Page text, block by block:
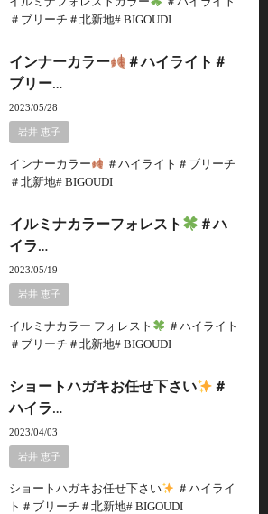
＃ブリーチ＃北新地# BIGOUDI
インナーカラー
＃ハイライト＃
ブリー…
2023/05/28
岩井 恵子
インナーカラー
＃ハイライト＃ブリーチ
＃北新地# BIGOUDI
イルミナカラーフォレスト
＃ハ
イラ…
2023/05/19
岩井 恵子
イルミナカラー フォレスト
＃ハイライト
＃ブリーチ＃北新地# BIGOUDI
ショートハガキお任せ下さい
＃
ハイラ…
2023/04/03
岩井 恵子
ショートハガキお任せ下さい
＃ハイライ
ト＃ブリーチ＃北新地# BIGOUDI